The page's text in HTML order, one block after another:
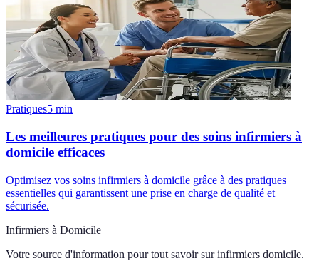
Pratiques5 min
Les meilleures pratiques pour des soins infirmiers à
domicile efficaces
Optimisez vos soins infirmiers à domicile grâce à des pratiques
essentielles qui garantissent une prise en charge de qualité et
sécurisée.
Infirmiers à Domicile
Votre source d'information pour tout savoir sur infirmiers domicile.